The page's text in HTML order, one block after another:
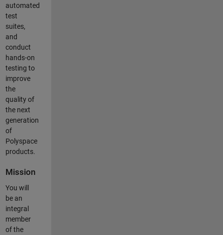
automated
test
suites,
and
conduct
hands-on
testing to
improve
the
quality of
the next
generation
of
Polyspace
products.
Mission
You will
be an
integral
member
of the